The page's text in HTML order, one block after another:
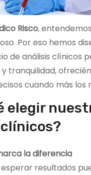
Risco,
Por eso hemos
de análisis clínicos
tranquilidad,
cuando más los
elegir
la diferencia
resultados